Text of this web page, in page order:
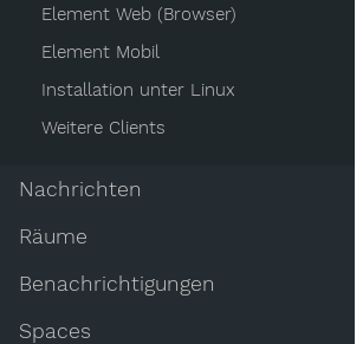
Element Web (Browser)
Element Mobil
Installation unter Linux
Weitere Clients
Nachrichten
Räume
Benachrichtigungen
Spaces